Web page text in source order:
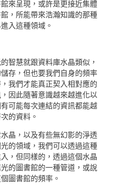
來呈現，或許是更接近集體
，所能帶來浩瀚知識的那種
入這種領域。
智慧就跟資料庫水晶類似，
存，但也要我們自身的頻率
我們才能真正契入相對應的
因此隨著意識越來越進化以
可能每次連結的資訊都能越
的資料。
晶，以及有些無幻影的淨透
的領域，我們可以透過這種
，但同樣的，透過這個水晶
的圖書館的一種管道，或說
圖書館的頻率。